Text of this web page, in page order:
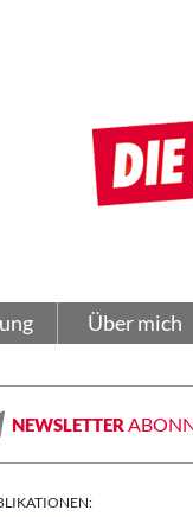
Über mich
NEWSLETTER